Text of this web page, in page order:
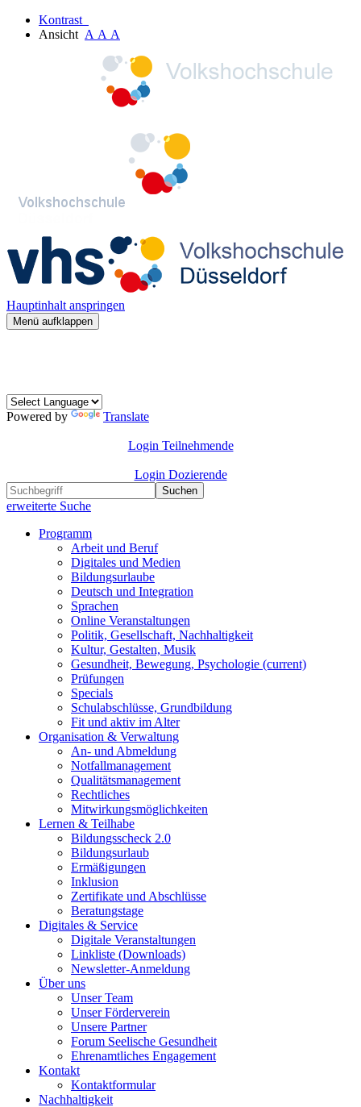
Kontrast
Ansicht A A A
Hauptinhalt anspringen
Menü aufklappen
Powered by Translate
Login Teilnehmende
Login Dozierende
Suchen
erweiterte Suche
Programm
Arbeit und Beruf
Digitales und Medien
Bildungsurlaube
Deutsch und Integration
Sprachen
Online Veranstaltungen
Politik, Gesellschaft, Nachhaltigkeit
Kultur, Gestalten, Musik
Gesundheit, Bewegung, Psychologie (current)
Prüfungen
Specials
Schulabschlüsse, Grundbildung
Fit und aktiv im Alter
Organisation & Verwaltung
An- und Abmeldung
Notfallmanagement
Qualitätsmanagement
Rechtliches
Mitwirkungsmöglichkeiten
Lernen & Teilhabe
Bildungsscheck 2.0
Bildungsurlaub
Ermäßigungen
Inklusion
Zertifikate und Abschlüsse
Beratungstage
Digitales & Service
Digitale Veranstaltungen
Linkliste (Downloads)
Newsletter-Anmeldung
Über uns
Unser Team
Unser Förderverein
Unsere Partner
Forum Seelische Gesundheit
Ehrenamtliches Engagement
Kontakt
Kontaktformular
Nachhaltigkeit